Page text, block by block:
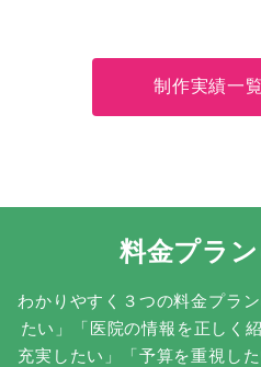
制作実績一
料金プラ
わかりやすく３つの料金プラン
たい」「医院の情報を正しく
充実したい」「予算を重視した